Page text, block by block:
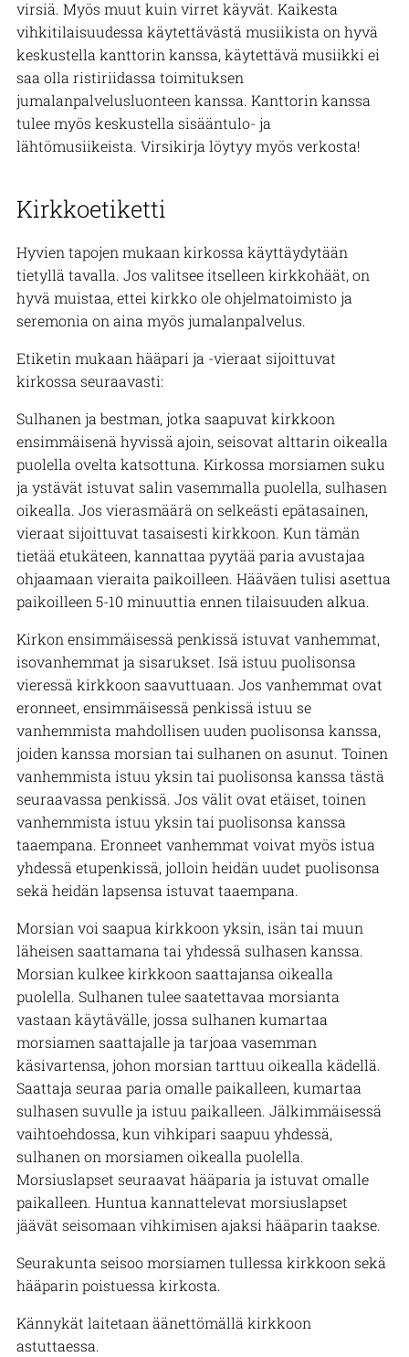
virsiä. Myös muut kuin virret käyvät. Kaikesta
vihkitilaisuudessa käytettävästä musiikista on hyvä
keskustella kanttorin kanssa, käytettävä musiikki ei
saa olla ristiriidassa toimituksen
jumalanpalvelusluonteen kanssa. Kanttorin kanssa
tulee myös keskustella sisääntulo- ja
lähtömusiikeista. Virsikirja löytyy myös verkosta!
Kirkkoetiketti
Hyvien tapojen mukaan kirkossa käyttäydytään
tietyllä tavalla. Jos valitsee itselleen kirkkohäät, on
hyvä muistaa, ettei kirkko ole ohjelmatoimisto ja
seremonia on aina myös jumalanpalvelus.
Etiketin mukaan hääpari ja -vieraat sijoittuvat
kirkossa seuraavasti:
Sulhanen ja bestman, jotka saapuvat kirkkoon
ensimmäisenä hyvissä ajoin, seisovat alttarin oikealla
puolella ovelta katsottuna. Kirkossa morsiamen suku
ja ystävät istuvat salin vasemmalla puolella, sulhasen
oikealla. Jos vierasmäärä on selkeästi epätasainen,
vieraat sijoittuvat tasaisesti kirkkoon. Kun tämän
tietää etukäteen, kannattaa pyytää paria avustajaa
ohjaamaan vieraita paikoilleen. Hääväen tulisi asettua
paikoilleen 5-10 minuuttia ennen tilaisuuden alkua.
Kirkon ensimmäisessä penkissä istuvat vanhemmat,
isovanhemmat ja sisarukset. Isä istuu puolisonsa
vieressä kirkkoon saavuttuaan. Jos vanhemmat ovat
eronneet, ensimmäisessä penkissä istuu se
vanhemmista mahdollisen uuden puolisonsa kanssa,
joiden kanssa morsian tai sulhanen on asunut. Toinen
vanhemmista istuu yksin tai puolisonsa kanssa tästä
seuraavassa penkissä. Jos välit ovat etäiset, toinen
vanhemmista istuu yksin tai puolisonsa kanssa
taaempana. Eronneet vanhemmat voivat myös istua
yhdessä etupenkissä, jolloin heidän uudet puolisonsa
sekä heidän lapsensa istuvat taaempana.
Morsian voi saapua kirkkoon yksin, isän tai muun
läheisen saattamana tai yhdessä sulhasen kanssa.
Morsian kulkee kirkkoon saattajansa oikealla
puolella. Sulhanen tulee saatettavaa morsianta
vastaan käytävälle, jossa sulhanen kumartaa
morsiamen saattajalle ja tarjoaa vasemman
käsivartensa, johon morsian tarttuu oikealla kädellä.
Saattaja seuraa paria omalle paikalleen, kumartaa
sulhasen suvulle ja istuu paikalleen. Jälkimmäisessä
vaihtoehdossa, kun vihkipari saapuu yhdessä,
sulhanen on morsiamen oikealla puolella.
Morsiuslapset seuraavat hääparia ja istuvat omalle
paikalleen. Huntua kannattelevat morsiuslapset
jäävät seisomaan vihkimisen ajaksi hääparin taakse.
Seurakunta seisoo morsiamen tullessa kirkkoon sekä
hääparin poistuessa kirkosta.
Kännykät laitetaan äänettömällä kirkkoon
astuttaessa.